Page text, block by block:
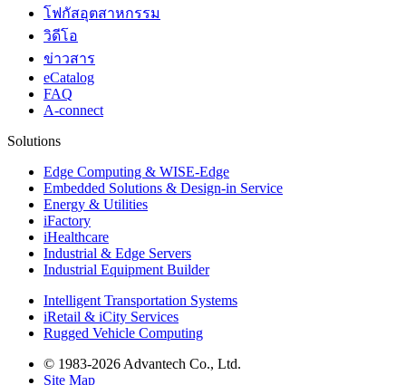
โฟกัสอุตสาหกรรม
วิดีโอ
ข่าวสาร
eCatalog
FAQ
A-connect
Solutions
Edge Computing & WISE-Edge
Embedded Solutions & Design-in Service
Energy & Utilities
iFactory
iHealthcare
Industrial & Edge Servers
Industrial Equipment Builder
Intelligent Transportation Systems
iRetail & iCity Services
Rugged Vehicle Computing
© 1983-2026 Advantech Co., Ltd.
Site Map